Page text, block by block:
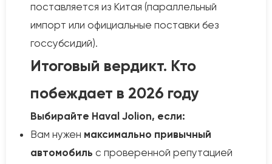
поставляется из Китая (параллельный
импорт или официальные поставки без
госсубсидий).
Итоговый вердикт. Кто
побеждает в 2026 году
Выбирайте Haval Jolion, если:
Вам нужен максимально привычный
автомобиль с проверенной репутацией